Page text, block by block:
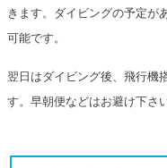
きます。ダイビングの予定が
可能です。
翌日はダイビング後、飛行機
す。早朝便などはお避け下さい